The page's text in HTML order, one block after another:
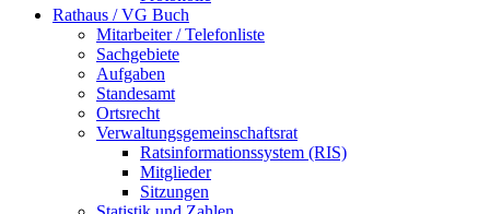
Rathaus / VG Buch
Mitarbeiter / Telefonliste
Sachgebiete
Aufgaben
Standesamt
Ortsrecht
Verwaltungsgemeinschaftsrat
Ratsinformationssystem (RIS)
Mitglieder
Sitzungen